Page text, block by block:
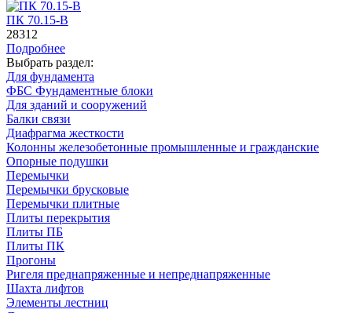
ПК 70.15-B
28312
Подробнее
Выбрать раздел:
Для фундамента
ФБС Фундаментные блоки
Для зданий и сооружений
Балки связи
Диафрагма жесткости
Колонны железобетонные промышленные и гражданские
Опорные подушки
Перемычки
Перемычки брусковые
Перемычки плитные
Плиты перекрытия
Плиты ПБ
Плиты ПК
Прогоны
Ригеля преднапряженные и непреднапряженные
Шахта лифтов
Элементы лестниц